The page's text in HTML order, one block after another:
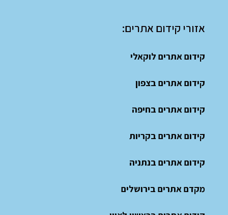
אזורי קידום אתרים:
קידום אתרים לוקאלי
קידום אתרים בצפון
קידום אתרים בחיפה
קידום אתרים בקריות
קידום אתרים בנתניה
מקדם אתרים בירושלים